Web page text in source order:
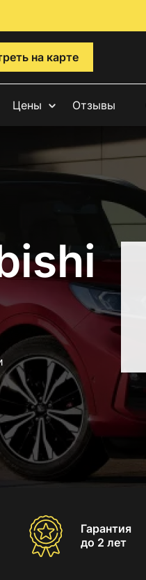
на карте
Цены Отзывы
Гарантия
до 2 лет